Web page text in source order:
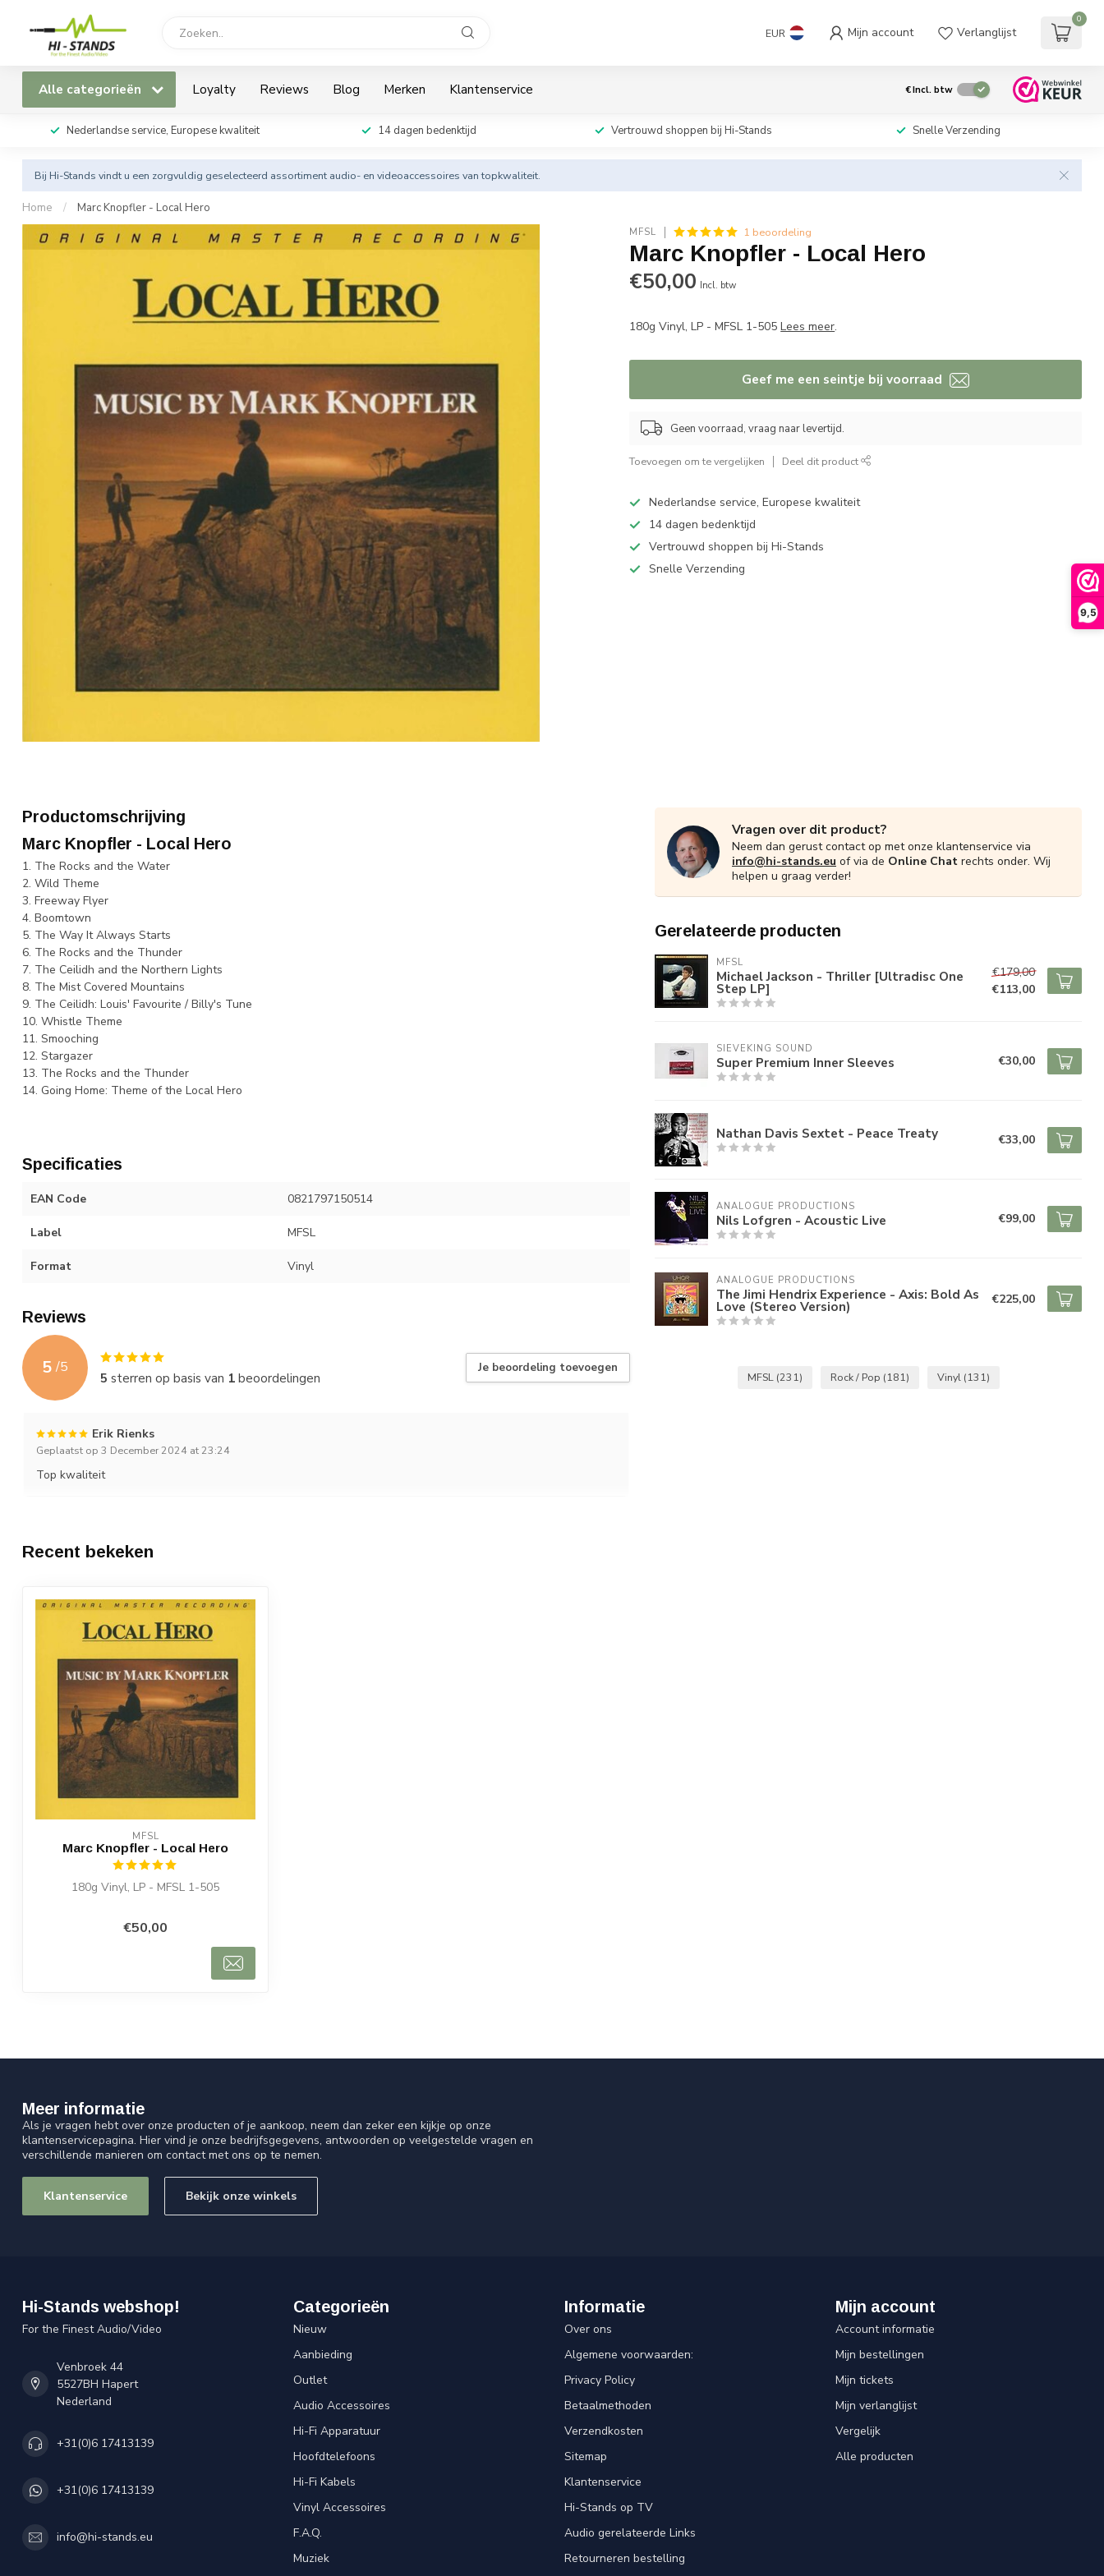
9,5
EUR Mijn account Verlanglijst
0
Alle categorieën Loyalty Reviews Blog Merken Klantenservice €Incl. btw
Nederlandse service, Europese kwaliteit 14 dagen bedenktijd Vertrouwd shoppen bij Hi-Stands Snelle Verzending
Bij Hi-Stands vindt u een zorgvuldig geselecteerd assortiment audio- en videoaccessoires van topkwaliteit.
Home / Marc Knopfler - Local Hero
MFSL 1 beoordeling
Marc Knopfler - Local Hero
€50,00 Incl. btw
180g Vinyl, LP - MFSL 1-505Lees meer.
Geef me een seintje bij voorraad
Geen voorraad, vraag naar levertijd.
Toevoegen om te vergelijken Deel dit product
Nederlandse service, Europese kwaliteit
14 dagen bedenktijd
Vertrouwd shoppen bij Hi-Stands
Snelle Verzending
Productomschrijving
Marc Knopfler - Local Hero
1. The Rocks and the Water
2. Wild Theme
3. Freeway Flyer
4. Boomtown
5. The Way It Always Starts
6. The Rocks and the Thunder
7. The Ceilidh and the Northern Lights
8. The Mist Covered Mountains
9. The Ceilidh: Louis' Favourite / Billy's Tune
10. Whistle Theme
11. Smooching
12. Stargazer
13. The Rocks and the Thunder
14. Going Home: Theme of the Local Hero
Specificaties
EAN Code 0821797150514
Label MFSL
Format Vinyl
Reviews
5 /5
5 sterren op basis van 1beoordelingen
Je beoordeling toevoegen
Erik Rienks
Geplaatst op 3 December 2024 at 23:24
Top kwaliteit
Vragen over dit product?
Neem dan gerust contact op met onze klantenservice via
info@hi-stands.eu of via de Online Chat rechts onder. Wij
helpen u graag verder!
Gerelateerde producten
MFSL
Michael Jackson - Thriller [Ultradisc One
Step LP]
€179,00
€113,00
SIEVEKING SOUND
Super Premium Inner Sleeves €30,00
Nathan Davis Sextet - Peace Treaty €33,00
ANALOGUE PRODUCTIONS
Nils Lofgren - Acoustic Live €99,00
ANALOGUE PRODUCTIONS
The Jimi Hendrix Experience - Axis: Bold As
Love (Stereo Version) €225,00
MFSL (231) Rock / Pop (181) Vinyl (131)
Recent bekeken
MFSL
Marc Knopfler - Local Hero
180g Vinyl, LP - MFSL 1-505
€50,00
Meer informatie
Als je vragen hebt over onze producten of je aankoop, neem dan zeker een kijkje op onze
klantenservicepagina. Hier vind je onze bedrijfsgegevens, antwoorden op veelgestelde vragen en
verschillende manieren om contact met ons op te nemen.
Klantenservice Bekijk onze winkels
Hi-Stands webshop!
For the Finest Audio/Video
Venbroek 44
5527BH Hapert
Nederland
+31(0)6 17413139
+31(0)6 17413139
info@hi-stands.eu
Categorieën
Nieuw
Aanbieding
Outlet
Audio Accessoires
Hi-Fi Apparatuur
Hoofdtelefoons
Hi-Fi Kabels
Vinyl Accessoires
F.A.Q.
Muziek
Informatie
Over ons
Algemene voorwaarden:
Privacy Policy
Betaalmethoden
Verzendkosten
Sitemap
Klantenservice
Hi-Stands op TV
Audio gerelateerde Links
Retourneren bestelling
Mijn account
Account informatie
Mijn bestellingen
Mijn tickets
Mijn verlanglijst
Vergelijk
Alle producten